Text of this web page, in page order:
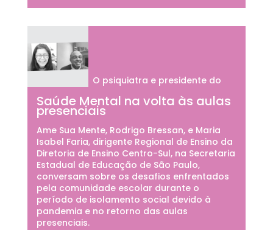
Saúde Mental na volta às aulas
presenciais
O psiquiatra e presidente do
Ame Sua Mente, Rodrigo Bressan, e Maria
Isabel Faria, dirigente Regional de Ensino da
Diretoria de Ensino Centro-Sul, na Secretaria
Estadual de Educação de São Paulo,
conversam sobre os desafios enfrentados
pela comunidade escolar durante o
período de isolamento social devido à
pandemia e no retorno das aulas
presenciais.